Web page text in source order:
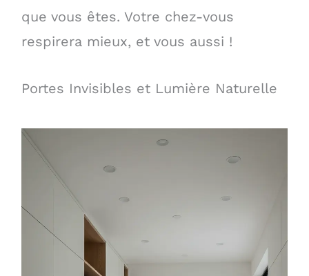
que vous êtes. Votre chez-vous
respirera mieux, et vous aussi !
Portes Invisibles et Lumière Naturelle